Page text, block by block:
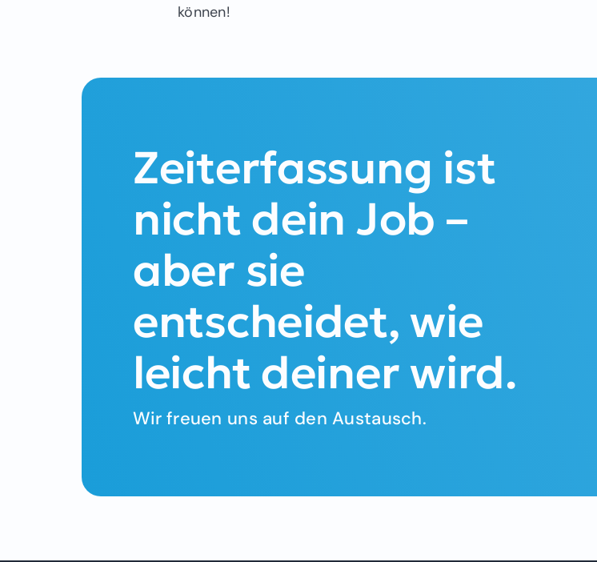
können!
Zeiterfassung ist
nicht dein Job –
aber sie
entscheidet, wie
leicht deiner wird.
Wir freuen uns auf den Austausch.